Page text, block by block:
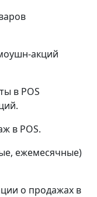
акций
в POS
в POS.
ежемесячные)
о продажах в